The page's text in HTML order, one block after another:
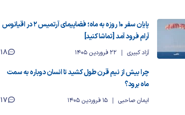
پایان سفر ۱۰ روزه به ماه؛ فضاپیمای آرتمیس ۲ در اقیانوس
آرام فرود آمد [تماشا کنید]
آزاد کبیری 22 فروردین 1405
18
چرا بیش از نیم قرن طول کشید تا انسان دوباره به سمت
ماه برود؟
ایمان صاحبی 15 فروردین 1405 17